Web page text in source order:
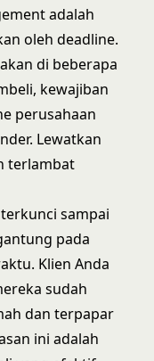
adalah
oleh deadline.
di beberapa
kewajiban
perusahaan
Lewatkan
terlambat
sampai
pada
Klien Anda
sudah
dan terpapar
ini adalah